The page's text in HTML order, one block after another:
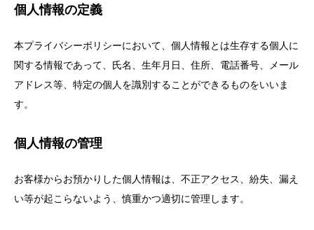
個人情報の定義
本プライバシーポリシーにおいて、個人情報とは生存する個人に
関する情報であって、氏名、生年月日、住所、電話番号、メール
アドレス等、特定の個人を識別することができるものをいいま
す。
個人情報の管理
お客様からお預かりした個人情報は、不正アクセス、紛失、漏え
い等が起こらないよう、慎重かつ適切に管理します。